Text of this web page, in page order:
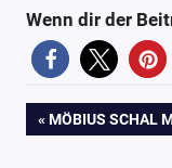
Wenn dir der
einfach-
VORHERIGER
MÖBIUS SCHAL